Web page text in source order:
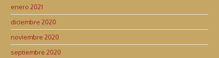
enero 2021
diciembre 2020
noviembre 2020
septiembre 2020